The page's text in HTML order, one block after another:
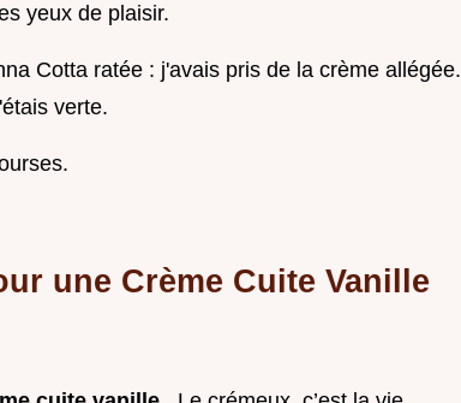
yeux de plaisir.
Cotta ratée : j'avais pris de la crème allégée.
verte.
une Crème Cuite Vanille